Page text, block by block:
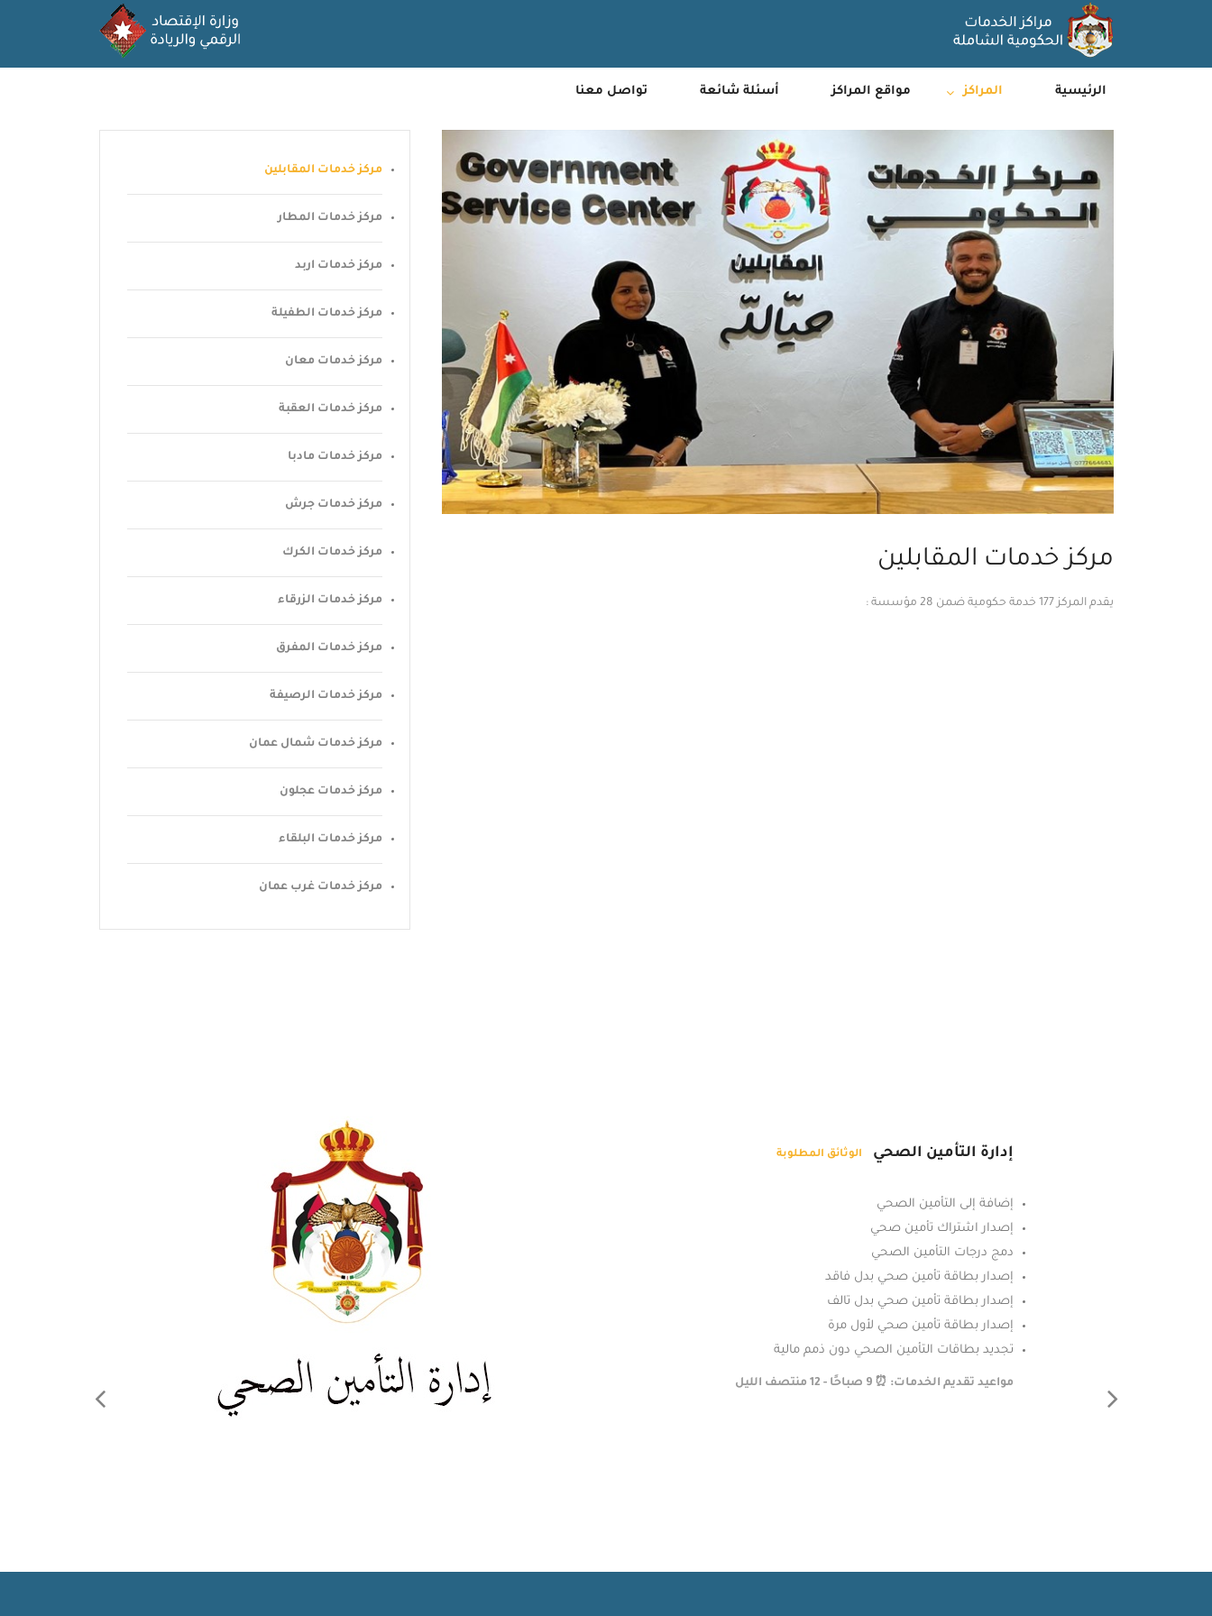
الرئيسية المراكز مواقع المراكز أسئلة شائعة تواصل معنا
مركز خدمات المقابلين
مركز خدمات المطار
مركز خدمات اربد
مركز خدمات الطفيلة
مركز خدمات معان
مركز خدمات العقبة
مركز خدمات مادبا
مركز خدمات جرش
مركز خدمات الكرك
مركز خدمات الزرقاء
مركز خدمات المفرق
مركز خدمات الرصيفة
مركز خدمات شمال عمان
مركز خدمات عجلون
مركز خدمات البلقاء
مركز خدمات غرب عمان
مركز خدمات المقابلين
يقدم المركز 177 خدمة حكومية ضمن 28 مؤسسة :
إدارة التأمين الصحي الوثائق المطلوبة
إضافة إلى التأمين الصحي
إصدار اشتراك تأمين صحي
دمج درجات التأمين الصحي
إصدار بطاقة تأمين صحي بدل فاقد
إصدار بطاقة تأمين صحي بدل تالف
إصدار بطاقة تأمين صحي لأول مرة
تجديد بطاقات التأمين الصحي دون ذمم مالية
مواعيد تقديم الخدمات: ⏰ 9 صباحًا - 12 منتصف الليل